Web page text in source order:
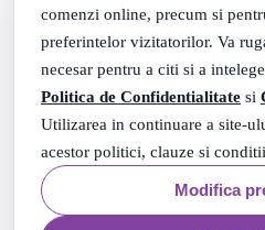
comenzi online, precum si
preferintelor vizitatorilor. Va
necesar pentru a citi si a intelege
Politica de Confidentialitate si
Utilizarea in continuare a site-
acestor politici, clauze si
Modifica